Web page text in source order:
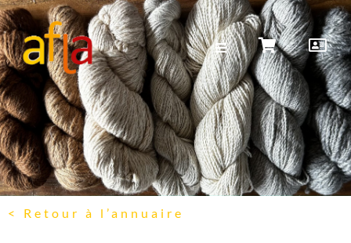
< Retour à l’annuaire